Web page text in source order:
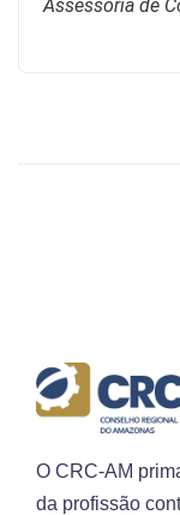
Assessoria de
O CRC-AM
da profissão